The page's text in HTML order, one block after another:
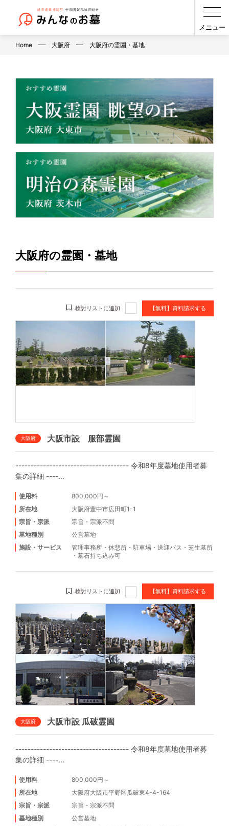
メニュー
Home 大阪府 大阪府の霊園・墓地
大阪府の霊園・墓地
検討リストに追加 【無料】資料請求する
大阪府 大阪市設 服部霊園
------------------------------------- 令和8年度墓地使用者募
集の詳細 ----...
使用料
800,000円～
所在地
大阪府豊中市広田町1-1
宗旨・宗派
宗旨・宗派不問
墓地種別
公営墓地
施設・サービス
管理事務所 ・ 休憩所 ・ 駐車場 ・ 送迎バス ・ 芝生墓所
・ 墓石持ち込み可
検討リストに追加 【無料】資料請求する
大阪府 大阪市設 瓜破霊園
------------------------------------- 令和8年度墓地使用者募
集の詳細 ----...
使用料
800,000円～
所在地
大阪府大阪市平野区瓜破東4-4-164
宗旨・宗派
宗旨・宗派不問
墓地種別
公営墓地